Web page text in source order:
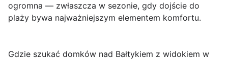
ogromna — zwłaszcza w sezonie, gdy dojście do
plaży bywa najważniejszym elementem komfortu.
Gdzie szukać domków nad Bałtykiem z widokiem w